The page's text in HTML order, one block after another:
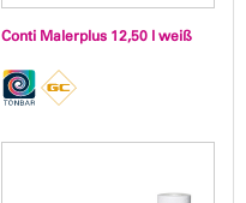
Conti Malerplus 12,50 l weiß